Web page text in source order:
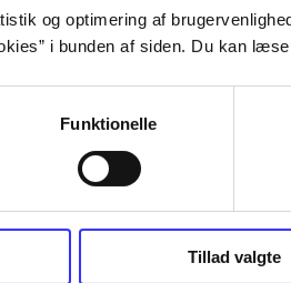
og optimering af
i bunden af siden. Du kan
Funktionelle
Tillad valgte